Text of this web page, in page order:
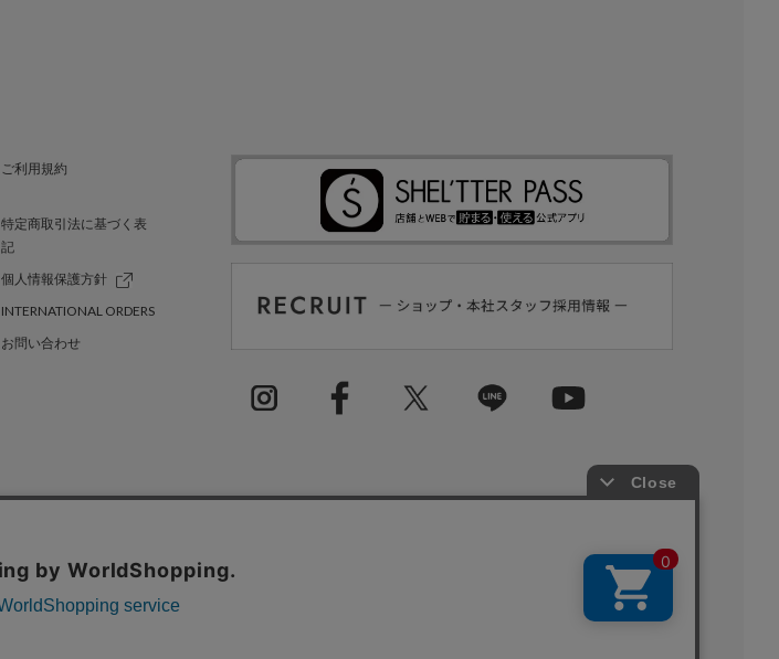
ご利用規約
特定商取引法に基づく表
記
個人情報保護方針
INTERNATIONAL ORDERS
お問い合わせ
採用情報